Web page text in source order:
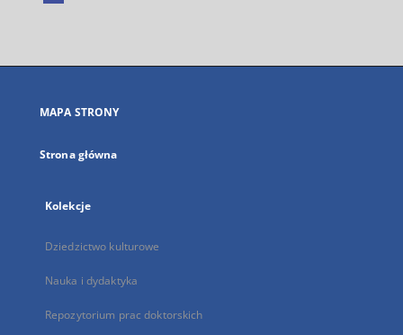
się
karcie
MAPA STRONY
Strona główna
Kolekcje
Dziedzictwo kulturowe
Nauka i dydaktyka
Repozytorium prac doktorskich